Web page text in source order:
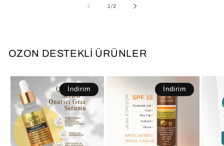
1//2
OZON DESTEKLİ ÜRÜNLER
İndirim İndirim